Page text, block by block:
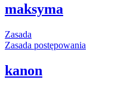
maksyma
Zasada
Zasada postępowania
kanon